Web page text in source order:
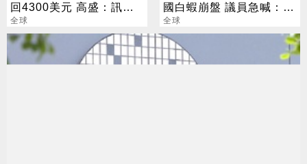
回4300美元 高盛：訊號
來了
全球
國白蝦崩盤 議員急喊：盼
重談
全球